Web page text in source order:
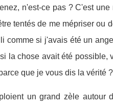
n'est-ce pas ? C'est
tentés de me mépriser ou
comme si j'avais été un
la chose avait été
que je vous dis la vérité ?
un grand zèle